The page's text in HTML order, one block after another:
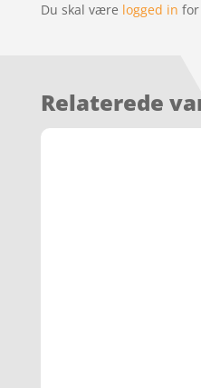
Du skal være logged in for
Relaterede